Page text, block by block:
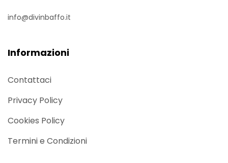
info@divinbaffo.it
Informazioni
Contattaci
Privacy Policy
Cookies Policy
Termini e Condizioni